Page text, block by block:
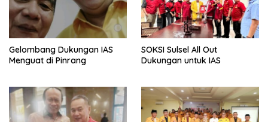
Gelombang Dukungan IAS
Menguat di Pinrang
SOKSI Sulsel All Out
Dukungan untuk IAS